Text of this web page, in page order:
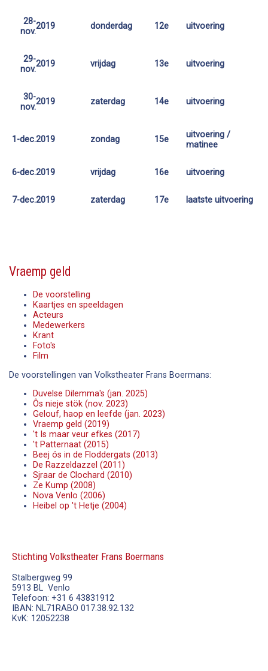
28-
nov.
2019 donderdag 12e uitvoering
29-
nov.
2019 vrijdag 13e uitvoering
30-
nov.
2019 zaterdag 14e uitvoering
1-dec.2019 zondag 15e
uitvoering /
matinee
6-dec.2019 vrijdag 16e uitvoering
7-dec.2019 zaterdag 17e laatste uitvoering
Vraemp geld
De voorstelling
Kaartjes en speeldagen
Acteurs
Medewerkers
Krant
Foto's
Film
De voorstellingen van Volkstheater Frans Boermans:
Duvelse Dilemma's (jan. 2025)
Ôs nieje stök (nov. 2023)
Gelouf, haop en leefde (jan. 2023)
Vraemp geld (2019)
't Is maar veur efkes (2017)
't Patternaat (2015)
Beej ós in de Floddergats (2013)
De Razzeldazzel (2011)
Sjraar de Clochard (2010)
Ze Kump (2008)
Nova Venlo (2006)
Heibel op 't Hetje (2004)
Stichting Volkstheater Frans Boermans
Stalbergweg 99
5913 BL Venlo
Telefoon: +31 6 43831912
IBAN: NL71RABO 017.38.92.132
KvK: 12052238